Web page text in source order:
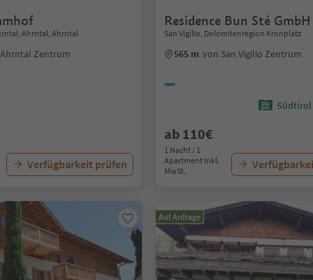
Ahrntal, Ahrntal
Zentrum
Verfügbarkeit prüfen
Residence Bun Sté GmbH
San Vigilio, Dolomitenregion Kronplatz
565 m von San Vigilio Zentrum
Südtirol
ab 110€
1 Nacht / 1
Apartment Inkl.
MwSt.
Auf Anfrage